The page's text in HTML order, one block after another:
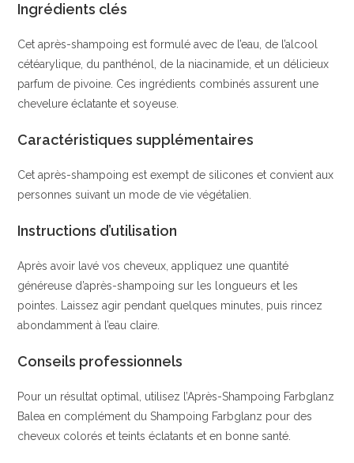
Ingrédients clés
Cet après-shampoing est formulé avec de l’eau, de l’alcool
cétéarylique, du panthénol, de la niacinamide, et un délicieux
parfum de pivoine. Ces ingrédients combinés assurent une
chevelure éclatante et soyeuse.
Caractéristiques supplémentaires
Cet après-shampoing est exempt de silicones et convient aux
personnes suivant un mode de vie végétalien.
Instructions d’utilisation
Après avoir lavé vos cheveux, appliquez une quantité
généreuse d’après-shampoing sur les longueurs et les
pointes. Laissez agir pendant quelques minutes, puis rincez
abondamment à l’eau claire.
Conseils professionnels
Pour un résultat optimal, utilisez l’Après-Shampoing Farbglanz
Balea en complément du Shampoing Farbglanz pour des
cheveux colorés et teints éclatants et en bonne santé.